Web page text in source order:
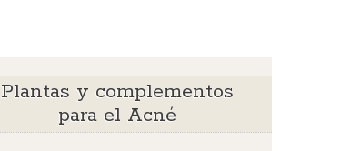
Plantas y complementos
para el Acné